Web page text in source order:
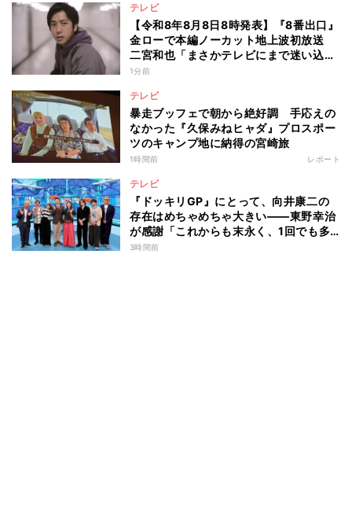
テレビ
【令和8年8月8日8時発表】『8番出口』
金ローで本編ノーカット地上波初放送
二宮和也「まさかテレビにまで迷い込ん
でしまうとは」
1分前
テレビ
暴走ブッフェで朝から絶好調 手応えの
なかった『久保みねヒャダ』プロスポー
ツのキャンプ地に納得の宮崎旅
1時間前 レポート
テレビ
『ドッキリGP』にとって、向井康二の
存在はめちゃめちゃ大きい――東野幸治
が感謝「これからも末永く、1回でも多
く出て」
3時間前